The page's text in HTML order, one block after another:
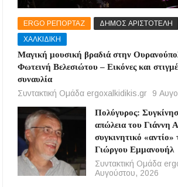
ERGO ΡΕΠΟΡΤΑΖ ΔΗΜΟΣ ΑΡΙΣΤΟΤΕΛΗ
ΧΑΛΚΙΔΙΚΗ
Μαγική μουσική βραδιά στην
Φωτεινή Βελεσιώτου – Εικόνες και
συναυλία
Συντακτική Ομάδα ergoxalkidikis.gr
9
Πολύγυρος:
απώλεια του Γιάννη
συγκινητικό
Γιώργου Εμμανουήλ
Συντακτική Ομάδα
Αυγούστου, 2026